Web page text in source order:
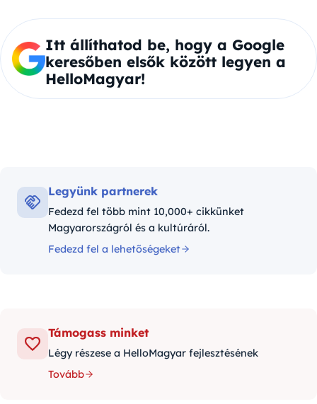
Itt állíthatod be, hogy a Google
keresőben elsők között legyen a
HelloMagyar!
Legyünk partnerek
Fedezd fel több mint 10,000+ cikkünket
Magyarországról és a kultúráról.
Fedezd fel a lehetőségeket
Támogass minket
Légy részese a HelloMagyar fejlesztésének
Tovább